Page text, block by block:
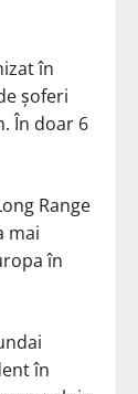
în
șoferi
În doar 6
Range
mai
în
în